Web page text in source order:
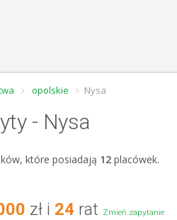
opolskie Nysa
- Nysa
które posiadają 12 placówek.
zł i 24 rat Zmień zapytanie